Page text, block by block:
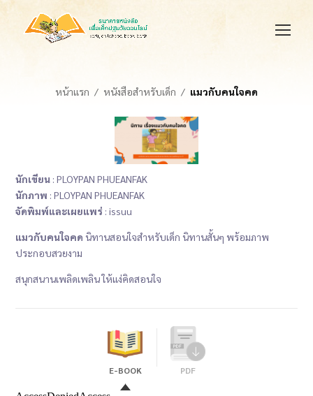
หน้าแรก หนังสือสำหรับเด็ก แมวกับคนใจคด
นักเขียน : PLOYPAN PHUEANFAK
นักภาพ : PLOYPAN PHUEANFAK
จัดพิมพ์และเผยแพร่ : issuu
แมวกับคนใจคด นิทานสอนใจสำหรับเด็ก นิทานสั้นๆ พร้อมภาพ
ประกอบสวยงาม
สนุกสนานเพลิดเพลิน ให้แง่คิดสอนใจ
E-BOOK PDF